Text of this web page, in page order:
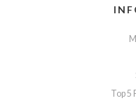
Top 5